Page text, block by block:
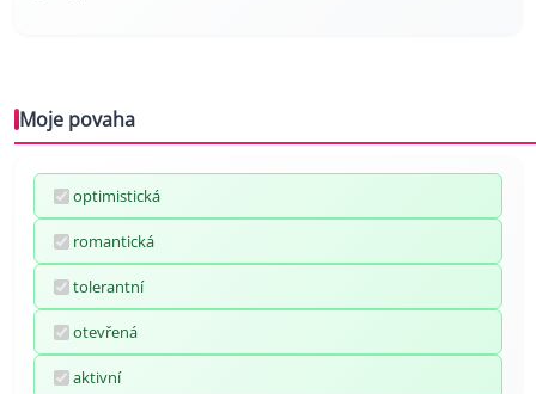
Moje povaha
optimistická
romantická
tolerantní
otevřená
aktivní